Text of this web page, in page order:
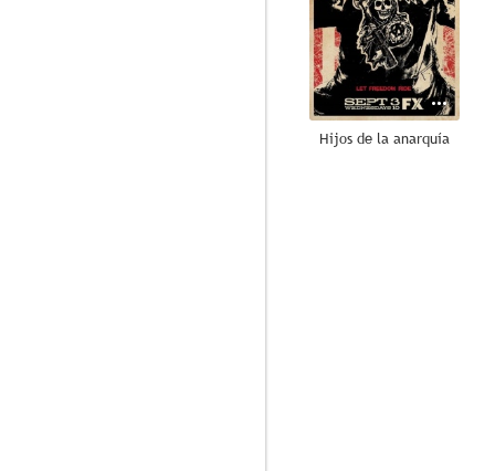
Hijos de la anarquía